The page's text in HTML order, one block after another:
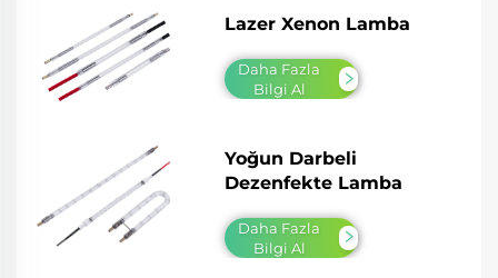
Lazer Xenon Lamba
Daha Fazla
Bilgi Al
Yoğun Darbeli
Dezenfekte Lamba
Daha Fazla
Bilgi Al